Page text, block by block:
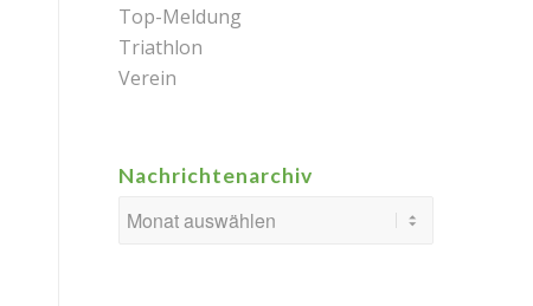
Top-Meldung
Triathlon
Verein
Nachrichtenarchiv